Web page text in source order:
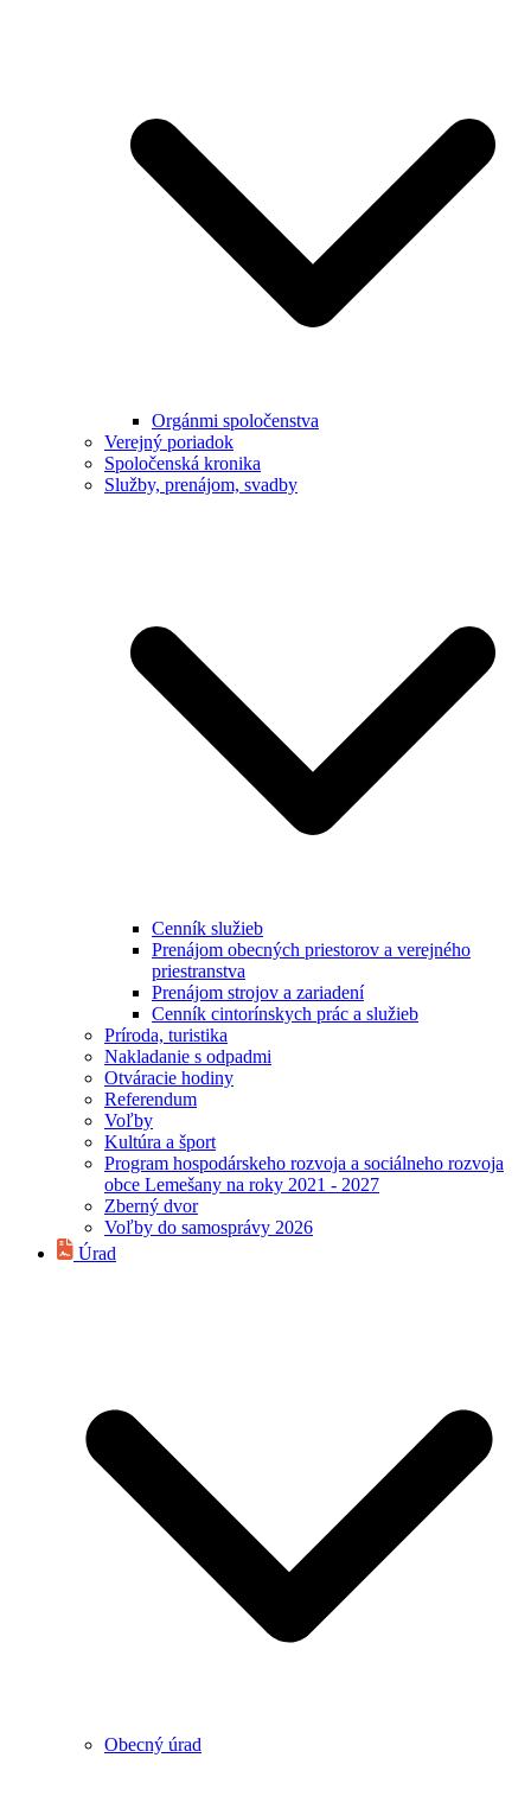
Orgánmi spoločenstva
Verejný poriadok
Spoločenská kronika
Služby, prenájom, svadby
Cenník služieb
Prenájom obecných priestorov a verejného
priestranstva
Prenájom strojov a zariadení
Cenník cintorínskych prác a služieb
Príroda, turistika
Nakladanie s odpadmi
Otváracie hodiny
Referendum
Voľby
Kultúra a šport
Program hospodárskeho rozvoja a sociálneho rozvoja
obce Lemešany na roky 2021 - 2027
Zberný dvor
Voľby do samosprávy 2026
Úrad
Obecný úrad